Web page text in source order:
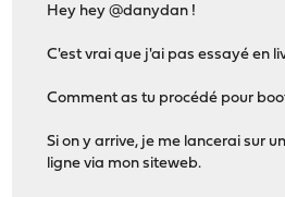
Hey hey @danydan !
C'est vrai que j'ai pas essayé en
Comment as tu procédé pour
Si on y arrive, je me lancerai sur
ligne via mon siteweb.